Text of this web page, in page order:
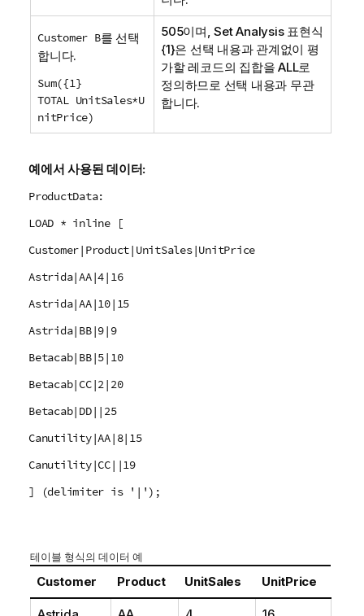
Customer B를 선택
합니다.
Sum({1}
TOTAL UnitSales*U
nitPrice)
505이며,Set Analysis표현식
{1}은 선택 내용과 관계없이 평
가할 레코드의 집합을 ALL로
정의하므로 선택 내용과 무관
합니다.
예에서 사용된 데이터:
ProductData:
LOAD * inline [
Customer|Product|UnitSales|UnitPrice
Astrida|AA|4|16
Astrida|AA|10|15
Astrida|BB|9|9
Betacab|BB|5|10
Betacab|CC|2|20
Betacab|DD||25
Canutility|AA|8|15
Canutility|CC||19
] (delimiter is '|');
테이블 형식의 데이터 예
Customer Product UnitSales UnitPrice